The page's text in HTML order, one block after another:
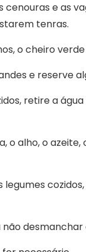
e as
tenras.
o cheiro
e reserve
retire a
alho, o azeite,
desmanchar